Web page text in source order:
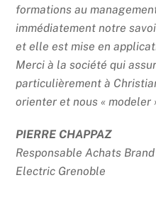
formations au
immédiatement notre
et elle est mise en
Merci à la société qui
particulièrement à
orienter et nous « modeler
PIERRE CHAPPAZ
Responsable Achats
Electric Grenoble